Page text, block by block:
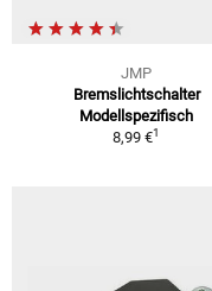
JMP
Bremslichtschalter
Modellspezifisch
8,99 €1